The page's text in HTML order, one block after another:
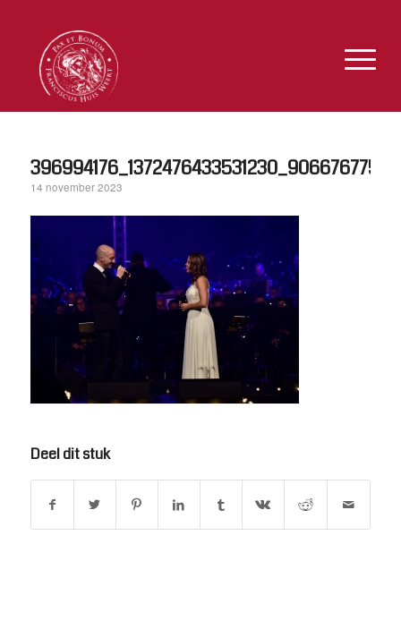
14 november 2023
Deel dit stuk